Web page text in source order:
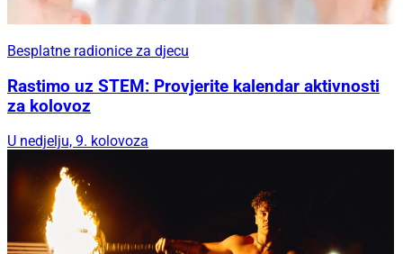
Besplatne radionice za djecu
Rastimo uz STEM: Provjerite kalendar aktivnosti
za kolovoz
U nedjelju, 9. kolovoza